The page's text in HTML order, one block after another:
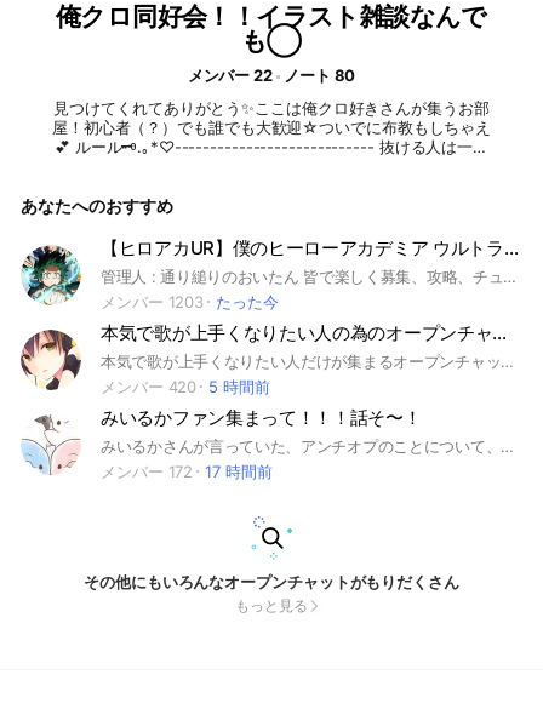
俺クロ同好会！！イラスト雑談なんで
も◯
メンバー 22
ノート 80
見つけてくれてありがとう✨️ここは俺クロ好きさんが集うお部
屋！初心者（？）でも誰でも大歓迎☆ついでに布教もしちゃえ
💕 ルール🗝️.⁠｡⁠*⁠♡---------------------------- 抜ける人は一言
ルームで！ 人の「好き」を認めよう！否定は絶対🙅 ネタバレ
スト#推し活#YouTubeアニメ#俺クロ#布教#アニオタ
あなたへのおすすめ
【ヒロアカUR】僕のヒーローアカデミア ウルトラランブル
管理人 : 通り縋りのおいたん 皆で楽しく募集、攻略、チューニング構成など話し合ってヒロアカURを楽しみましょう！管理人はリリース初日からプレイしておりエースを維持している人なので分からない事があれば遠慮なく聞いてください！ #僕のヒーローアカデミア #ヒロアカ #ウルトラランブル #ヒロアカUR #ヒロアカ好き #ゲーム #アニメ #Switch #PlayStation #Steam #Xbox #クロスプレイ
メンバー 1203
たった今
本気で歌が上手くなりたい人の為のオープンチャット
本気で歌が上手くなりたい人だけが集まるオープンチャットにしたいです。 お世辞は必要ないです。 そしてここは、誰かの歌や質問に対して気づいた方が自由にアドバイスをするところです。 ですが、聞くだけで向上心がない方やチヤホヤされたい方、ワイワイしたいだけの人にはオススメできません。 礼儀のなってない方も来て欲しくないです。 私含めみんな本気なので厳しいアドバイスもするかもしれませんが、お互いに教えあって必ずみんなで上手くなりましょう。 最終的には参加者全員がプロと比べても劣らないくらい歌が上手くなれるといいなと思ってます！！ #歌ってみた #歌うま #歌 #歌い手 #弾き語り #ボカロ #ボーカロイド#VOCALOID #JPOP #ボイトレ #ボイストレーニング #ミックスボイス #ヘッドボイス #ホイッスルボイス #ボイメ #ボイスメッセージ 文章変更：2025/09/08
メンバー 420
5 時間前
みいるかファン集まって！！！話そ〜！
みいるかさんが言っていた、アンチオプのことについて、うちは関係ありません。それを言いにだけ来るのはやめてください。正直迷惑です。ここはみいるかのファンがみいるかについてお話ししようってとこです。雑談も〇です！アンチの方は事情があると思うし入るのは問題ないです！うちは副管理人をつけてませんのでなんで付けないんですか等のご質問は辞めてください！#みいるん#ゆるいるか
メンバー 172
17 時間前
その他にもいろんなオープンチャットがもりだくさん
もっと見る